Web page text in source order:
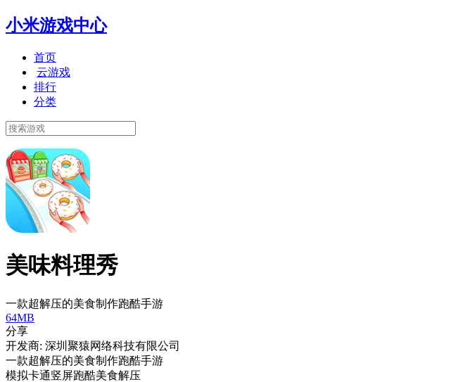
小米游戏中心
首页
云游戏
排行
分类
美味料理秀
一款超解压的美食制作跑酷手游
64MB
分享
开发商: 深圳聚猿网络科技有限公司
一款超解压的美食制作跑酷手游
模拟卡通竖屏跑酷美食解压